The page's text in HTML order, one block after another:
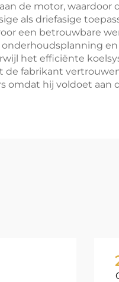
de motor,
als driefasige
een betrouwbare
het efficiënte
fabrikant
omdat hij voldoet aan